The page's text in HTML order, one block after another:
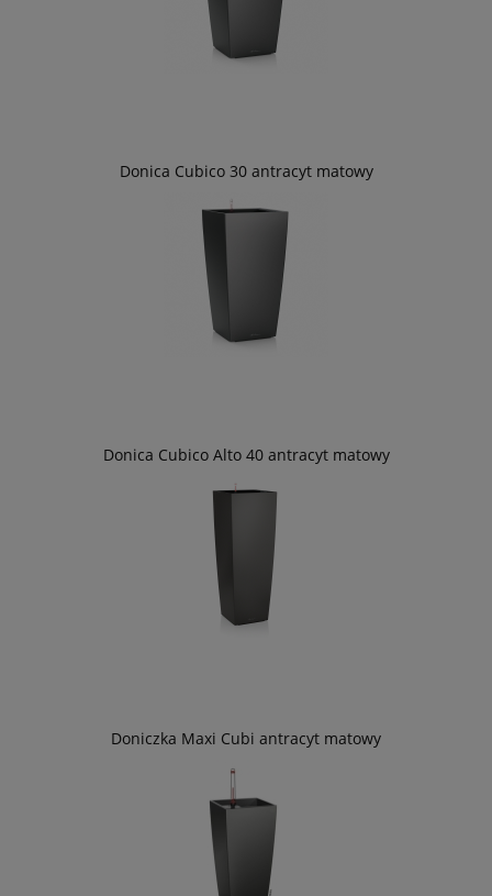
Donica Cubico 30 antracyt matowy
Donica Cubico Alto 40 antracyt matowy
Doniczka Maxi Cubi antracyt matowy